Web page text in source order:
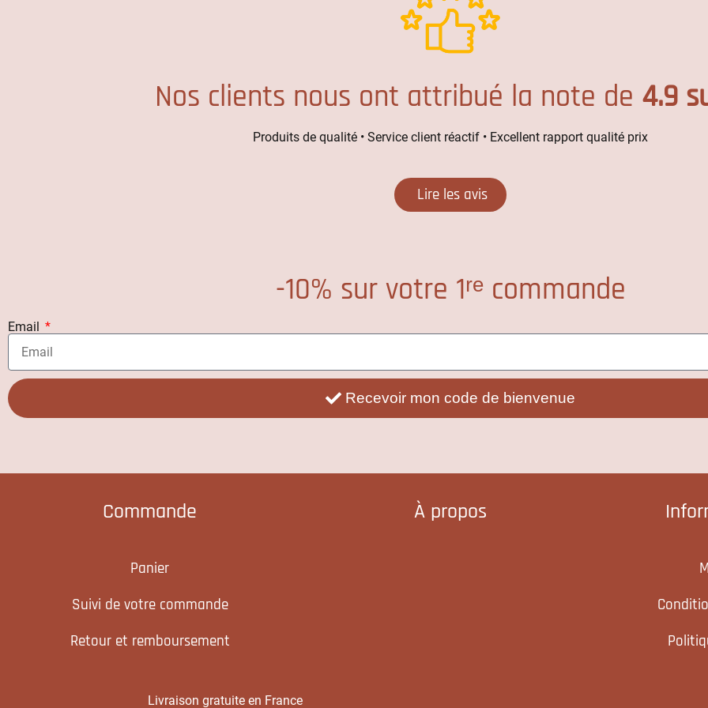
Nos clients nous ont attribué la note de 4.9
Produits de qualité • Service client réactif • Excellent rapport qualité prix
Lire les avis
-10% sur votre 1ʳᵉ commande
Email
Recevoir mon code de bienvenue
Commande
Panier
Suivi de votre commande
Retour et remboursement
À propos
Livraison gratuite en France